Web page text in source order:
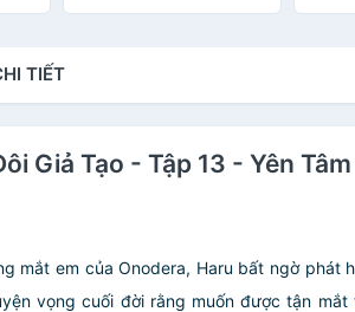
TIẾT
Giả Tạo - Tập 13 - Yên
mắt em của Onodera, Haru bất ngờ phát
vọng cuối đời rằng muốn được tận